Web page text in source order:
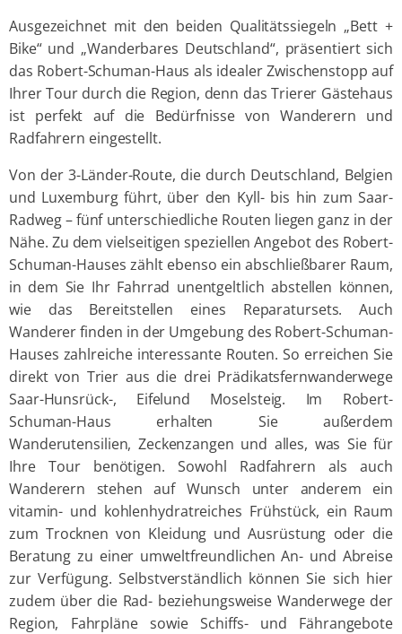
Ausgezeichnet mit den beiden Qualitätssiegeln „Bett +
Bike“ und „Wanderbares Deutschland“, präsentiert sich
das Robert-Schuman-Haus als idealer Zwischenstopp auf
Ihrer Tour durch die Region, denn das Trierer Gästehaus
ist perfekt auf die Bedürfnisse von Wanderern und
Radfahrern eingestellt.
Von der 3-Länder-Route, die durch Deutschland, Belgien
und Luxemburg führt, über den Kyll- bis hin zum Saar-
Radweg – fünf unterschiedliche Routen liegen ganz in der
Nähe. Zu dem vielseitigen speziellen Angebot des Robert-
Schuman-Hauses zählt ebenso ein abschließbarer Raum,
in dem Sie Ihr Fahrrad unentgeltlich abstellen können,
wie das Bereitstellen eines Reparatursets. Auch
Wanderer finden in der Umgebung des Robert-Schuman-
Hauses zahlreiche interessante Routen. So erreichen Sie
direkt von Trier aus die drei Prädikatsfernwanderwege
Saar-Hunsrück-, Eifelund Moselsteig. Im Robert-
Schuman-Haus erhalten Sie außerdem
Wanderutensilien, Zeckenzangen und alles, was Sie für
Ihre Tour benötigen. Sowohl Radfahrern als auch
Wanderern stehen auf Wunsch unter anderem ein
vitamin- und kohlenhydratreiches Frühstück, ein Raum
zum Trocknen von Kleidung und Ausrüstung oder die
Beratung zu einer umweltfreundlichen An- und Abreise
zur Verfügung. Selbstverständlich können Sie sich hier
zudem über die Rad- beziehungsweise Wanderwege der
Region, Fahrpläne sowie Schiffs- und Fährangebote